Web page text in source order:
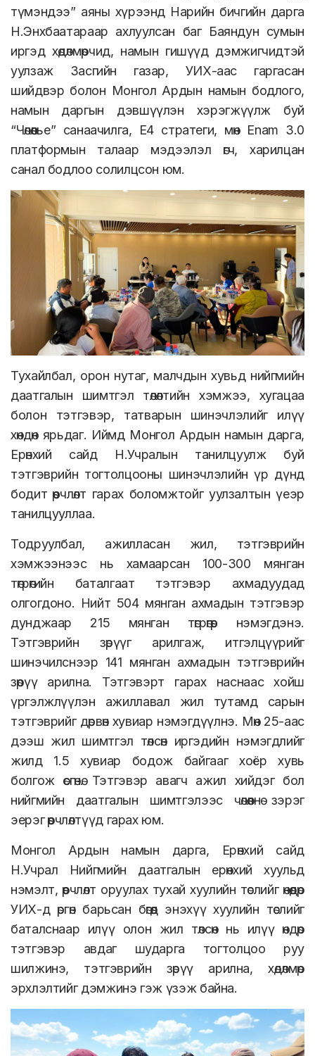
түмэндээ” аяны хүрээнд Нарийн бичгийн дарга
Н.Энхбаатараар ахлуулсан баг Баяндун сумын
иргэд хөдөлмөрчид, намын гишүүд дэмжигчидтэй
уулзаж Засгийн газар, УИХ-аас гаргасан
шийдвэр болон Монгол Ардын намын бодлого,
намын даргын дэвшүүлэн хэрэгжүүлж буй
“Чөлөөлье” санаачилга, E4 стратеги, мөн Enam 3.0
платформын талаар мэдээлэл өгч, харилцан
санал бодлоо солилцсон юм.
Тухайлбал, орон нутаг, малчдын хувьд нийгмийн
даатгалын шимтгэл төлөлтийн хэмжээ, хугацаа
болон тэтгэвэр, татварын шинэчлэлийг илүү
хөндөн ярьдаг. Иймд Монгол Ардын намын дарга,
Ерөнхий сайд Н.Учралын танилцуулж буй
тэтгэврийн тогтолцооны шинэчлэлийн үр дүнд
бодит өөрчлөлт гарах боломжтойг уулзалтын үеэр
танилцууллаа.
Тодруулбал, ажилласан жил, тэтгэврийн
хэмжээнээс нь хамаарсан 100-300 мянган
төгрөгийн баталгаат тэтгэвэр ахмадуудад
олгогдоно. Нийт 504 мянган ахмадын тэтгэвэр
дунджаар 215 мянган төгрөгөөр нэмэгдэнэ.
Тэтгэврийн зөрүүг арилгаж, итгэлцүүрийг
шинэчилснээр 141 мянган ахмадын тэтгэврийн
зөрүү арилна. Тэтгэвэрт гарах наснаас хойш
үргэлжлүүлэн ажиллавал жил тутамд сарын
тэтгэврийг дөрвөн хувиар нэмэгдүүлнэ. Мөн 25-аас
дээш жил шимтгэл төлсөн иргэдийн нэмэгдлийг
жилд 1.5 хувиар бодож байгааг хоёр хувь
болгож өсгөнө. Тэтгэвэр авагч ажил хийдэг бол
нийгмийн даатгалын шимтгэлээс чөлөөлнө зэрэг
эерэг өөрчлөлтүүд гарах юм.
Монгол Ардын намын дарга, Ерөнхий сайд
Н.Учрал Нийгмийн даатгалын ерөнхий хуульд
нэмэлт, өөрчлөлт оруулах тухай хуулийн төслийг өнөөдөр
УИХ-д өргөн барьсан бөгөөд энэхүү хуулийн төслийг
баталснаар илүү олон жил төлсөн нь илүү өндөр
тэтгэвэр авдаг шударга тогтолцоо руу
шилжинэ, тэтгэврийн зөрүү арилна, хөдөлмөр
эрхлэлтийг дэмжинэ гэж үзэж байна.